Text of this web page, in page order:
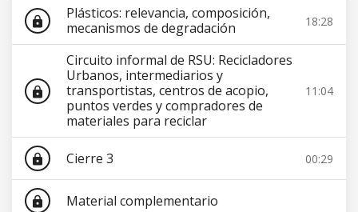
lock
Plásticos: relevancia, composición,
mecanismos de degradación
18:28
lock
Circuito informal de RSU: Recicladores
Urbanos, intermediarios y
transportistas, centros de acopio,
puntos verdes y compradores de
materiales para reciclar
11:04
lock Cierre 3 00:29
lock Material complementario